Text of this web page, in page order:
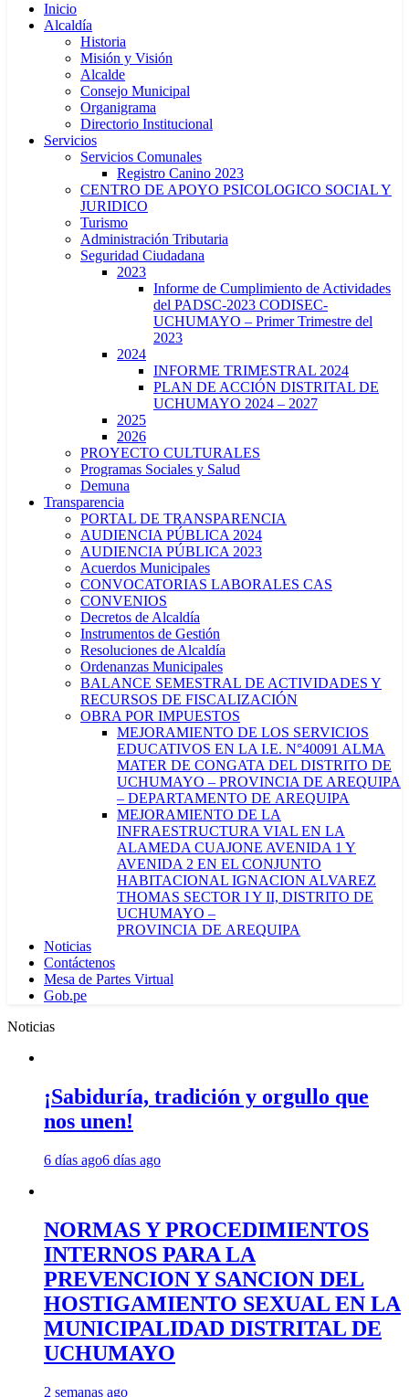
Inicio
Alcaldía
Historia
Misión y Visión
Alcalde
Consejo Municipal
Organigrama
Directorio Institucional
Servicios
Servicios Comunales
Registro Canino 2023
CENTRO DE APOYO PSICOLOGICO SOCIAL Y
JURIDICO
Turismo
Administración Tributaria
Seguridad Ciudadana
2023
Informe de Cumplimiento de Actividades
del PADSC-2023 CODISEC-
UCHUMAYO – Primer Trimestre del
2023
2024
INFORME TRIMESTRAL 2024
PLAN DE ACCIÓN DISTRITAL DE
UCHUMAYO 2024 – 2027
2025
2026
PROYECTO CULTURALES
Programas Sociales y Salud
Demuna
Transparencia
PORTAL DE TRANSPARENCIA
AUDIENCIA PÚBLICA 2024
AUDIENCIA PÚBLICA 2023
Acuerdos Municipales
CONVOCATORIAS LABORALES CAS
CONVENIOS
Decretos de Alcaldía
Instrumentos de Gestión
Resoluciones de Alcaldía
Ordenanzas Municipales
BALANCE SEMESTRAL DE ACTIVIDADES Y
RECURSOS DE FISCALIZACIÓN
OBRA POR IMPUESTOS
MEJORAMIENTO DE LOS SERVICIOS
EDUCATIVOS EN LA I.E. N°40091 ALMA
MATER DE CONGATA DEL DISTRITO DE
UCHUMAYO – PROVINCIA DE AREQUIPA
– DEPARTAMENTO DE AREQUIPA
MEJORAMIENTO DE LA
INFRAESTRUCTURA VIAL EN LA
ALAMEDA CUAJONE AVENIDA 1 Y
AVENIDA 2 EN EL CONJUNTO
HABITACIONAL IGNACION ALVAREZ
THOMAS SECTOR I Y II, DISTRITO DE
UCHUMAYO –
PROVINCIA DE AREQUIPA
Noticias
Contáctenos
Mesa de Partes Virtual
Gob.pe
Noticias
¡Sabiduría, tradición y orgullo que
nos unen!
6 días ago6 días ago
NORMAS Y PROCEDIMIENTOS
INTERNOS PARA LA
PREVENCION Y SANCION DEL
HOSTIGAMIENTO SEXUAL EN LA
MUNICIPALIDAD DISTRITAL DE
UCHUMAYO
2 semanas ago